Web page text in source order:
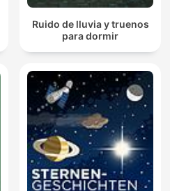
Ruido de lluvia y truenos
para dormir